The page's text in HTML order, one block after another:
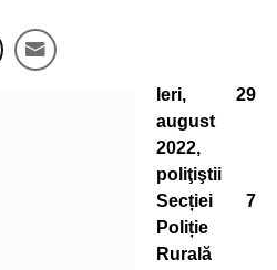
Ieri, 29
august
2022,
poliţiştii
Secției 7
Poliție
Rurală